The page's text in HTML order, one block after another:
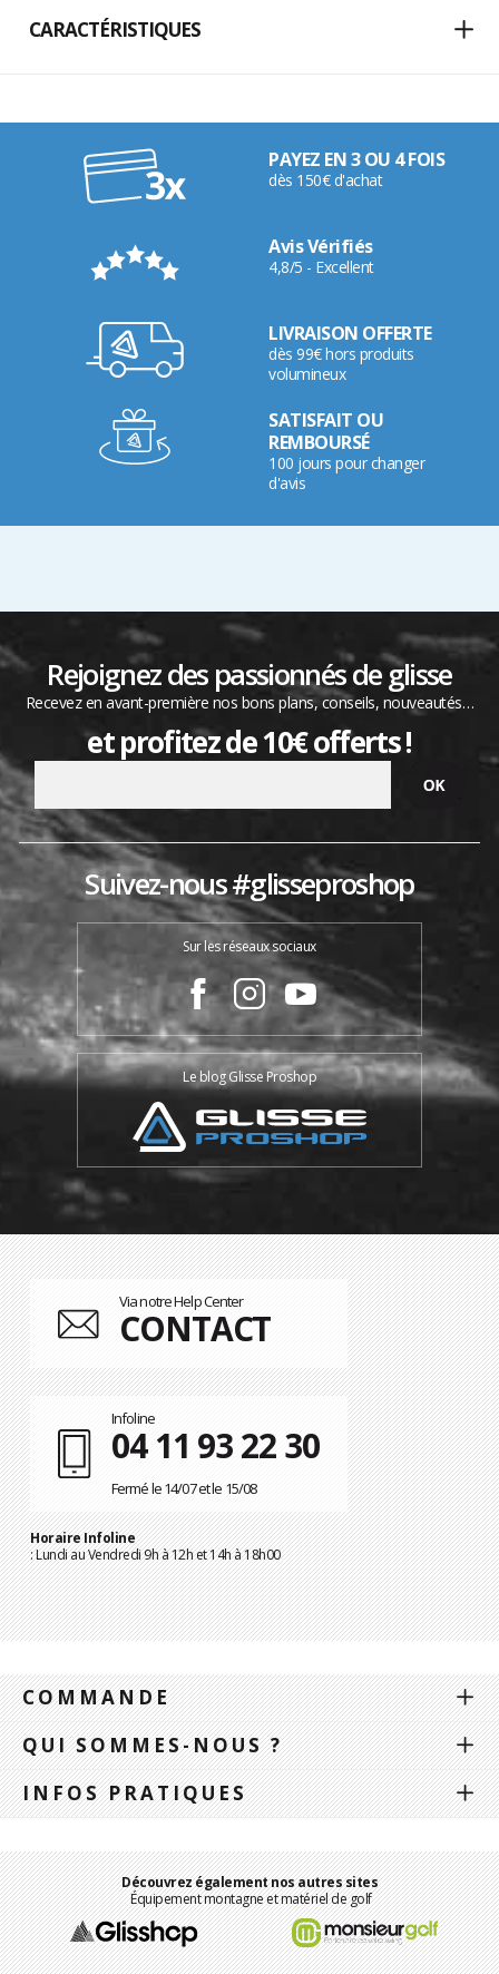
CARACTÉRISTIQUES
PAYEZ EN 3 OU 4 FOIS
dès 150€ d'achat
Avis Vérifiés
4,8/5 - Excellent
LIVRAISON OFFERTE
dès 99€ hors produits
volumineux
SATISFAIT OU
REMBOURSÉ
100 jours pour changer
d'avis
Rejoignez des passionnés de glisse
Recevez en avant-première nos bons plans, conseils, nouveautés…
et profitez de 10€ offerts !
Suivez-nous #glisseproshop
Sur les réseaux sociaux
Le blog Glisse Proshop
Via notre Help Center
CONTACT
Infoline
04 11 93 22 30
Fermé le 14/07 et le 15/08
Horaire Infoline
: Lundi au Vendredi 9h à 12h et 14h à 18h00
COMMANDE
QUI SOMMES-NOUS ?
INFOS PRATIQUES
Découvrez également nos autres sites
Équipement montagne et matériel de golf